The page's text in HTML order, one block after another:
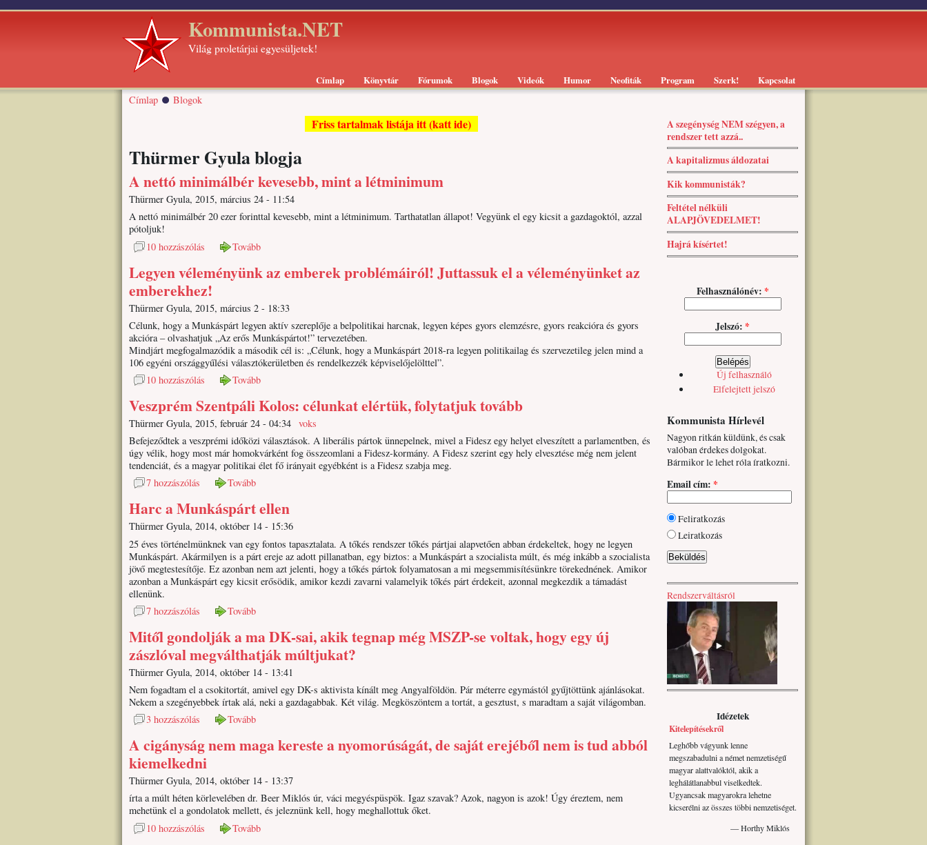
Kommunista.NET
Világ proletárjai egyesüljetek!
Címlap Könyvtár Fórumok Blogok Videók Humor Neofiták Program Szerk! Kapcsolat
Címlap Blogok
A szegénység NEM szégyen, a
rendszer tett azzá..
A kapitalizmus áldozatai
Kik kommunisták?
Feltétel nélküli
ALAPJÖVEDELMET!
Hajrá kísértet!
Felhasználónév: *
Jelszó: *
Új felhasználó
Elfelejtett jelszó
Kommunista Hírlevél
Nagyon ritkán küldünk, és csak
valóban érdekes dolgokat.
Bármikor le lehet róla íratkozni.
Email cím: *
Feliratkozás
Leiratkozás
Rendszerváltásról
Idézetek
Kitelepítésekről
Leghőbb vágyunk lenne
megszabadulni a német nemzetiségű
magyar alattvalóktól, akik a
leghálátlanabbul viselkedtek.
Ugyancsak magyarokra lehetne
kicserélni az összes többi nemzetiséget.
— Horthy Miklós
Friss tartalmak listája itt (katt ide)
Thürmer Gyula blogja
A nettó minimálbér kevesebb, mint a létminimum
Thürmer Gyula, 2015, március 24 - 11:54
A nettó minimálbér 20 ezer forinttal kevesebb, mint a létminimum. Tarthatatlan állapot! Vegyünk el egy kicsit a gazdagoktól, azzal
pótoljuk!
10 hozzászólás
Tovább
Legyen véleményünk az emberek problémáiról! Juttassuk el a véleményünket az
emberekhez!
Thürmer Gyula, 2015, március 2 - 18:33
Célunk, hogy a Munkáspárt legyen aktív szereplője a belpolitikai harcnak, legyen képes gyors elemzésre, gyors reakcióra és gyors
akcióra – olvashatjuk „Az erős Munkáspártot!” tervezetében.
Mindjárt megfogalmazódik a második cél is: „Célunk, hogy a Munkáspárt 2018-ra legyen politikailag és szervezetileg jelen mind a
106 egyéni országgyűlési választókerületben és rendelkezzék képviselőjelölttel”.
10 hozzászólás
Tovább
Veszprém Szentpáli Kolos: célunkat elértük, folytatjuk tovább
Thürmer Gyula, 2015, február 24 - 04:34 voks
Befejeződtek a veszprémi időközi választások. A liberális pártok ünnepelnek, mivel a Fidesz egy helyet elveszített a parlamentben, és
úgy vélik, hogy most már homokvárként fog összeomlani a Fidesz-kormány. A Fidesz szerint egy hely elvesztése még nem jelent
tendenciát, és a magyar politikai élet fő irányait egyébként is a Fidesz szabja meg.
7 hozzászólás
Tovább
Harc a Munkáspárt ellen
Thürmer Gyula, 2014, október 14 - 15:36
25 éves történelmünknek van egy fontos tapasztalata. A tőkés rendszer tőkés pártjai alapvetően abban érdekeltek, hogy ne legyen
Munkáspárt. Akármilyen is a párt ereje az adott pillanatban, egy biztos: a Munkáspárt a szocialista múlt, és még inkább a szocialista
jövő megtestesítője. Ez azonban nem azt jelenti, hogy a tőkés pártok folyamatosan a mi megsemmisítésünkre törekednének. Amikor
azonban a Munkáspárt egy kicsit erősödik, amikor kezdi zavarni valamelyik tőkés párt érdekeit, azonnal megkezdik a támadást
ellenünk.
7 hozzászólás
Tovább
Mitől gondolják a ma DK-sai, akik tegnap még MSZP-se voltak, hogy egy új
zászlóval megválthatják múltjukat?
Thürmer Gyula, 2014, október 14 - 13:41
Nem fogadtam el a csokitortát, amivel egy DK-s aktivista kínált meg Angyalföldön. Pár méterre egymástól gyűjtöttünk ajánlásokat.
Nekem a szegényebbek írtak alá, neki a gazdagabbak. Két világ. Megköszöntem a tortát, a gesztust, s maradtam a saját világomban.
3 hozzászólás
Tovább
A cigányság nem maga kereste a nyomorúságát, de saját erejéből nem is tud abból
kiemelkedni
Thürmer Gyula, 2014, október 14 - 13:37
írta a múlt héten körlevelében dr. Beer Miklós úr, váci megyéspüspök. Igaz szavak? Azok, nagyon is azok! Úgy éreztem, nem
mehetünk el a gondolatok mellett, és jeleznünk kell, hogy meghallottuk őket.
10 hozzászólás
Tovább